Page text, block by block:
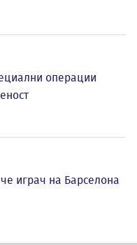
операции
играч на Барселона